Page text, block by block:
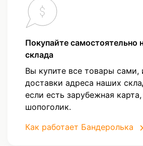
Покупайте самостоятельно
склада
Вы купите все товары сами,
доставки адреса наших
если есть зарубежная
шопоголик.
Как работает Бандеролька